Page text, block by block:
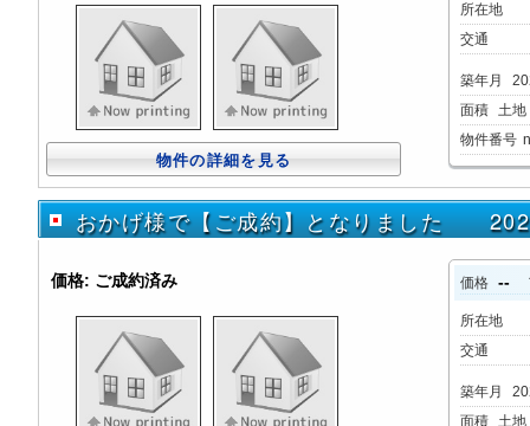
物件の詳細を見る
所在地
交通
築年月
面積 土地
物件番号
おかげ様で【ご成約】となりました
価格: ご成約済み 価格 --
所在地
交通
築年月
面積 土地